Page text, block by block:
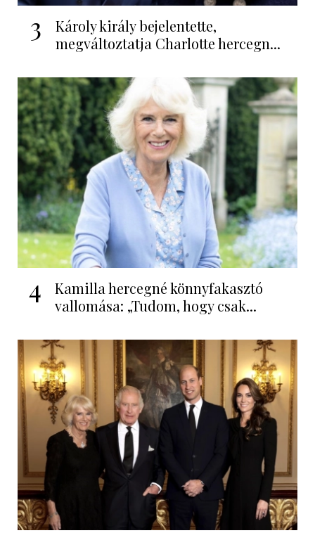
3
Károly király bejelentette,
megváltoztatja Charlotte hercegn...
4
Kamilla hercegné könnyfakasztó
vallomása: „Tudom, hogy csak...